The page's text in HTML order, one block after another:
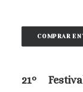
EL ESPACIO
BUSCAR
COMPRAR
21º